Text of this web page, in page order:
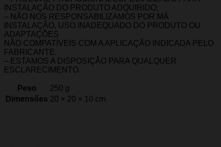
INSTALAÇÃO DO PRODUTO ADQUIRIDO;
– NÃO NOS RESPONSABILIZAMOS POR MÁ
INSTALAÇÃO, USO INADEQUADO DO PRODUTO OU
ADAPTAÇÕES
NÃO COMPATÍVEIS COM A APLICAÇÃO INDICADA PELO
FABRICANTE.
– ESTAMOS A DISPOSIÇÃO PARA QUALQUER
ESCLARECIMENTO.
Peso
250 g
Dimensões 20 × 20 × 10 cm